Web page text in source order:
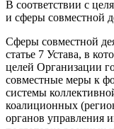
В соответствии с
и сферы совместной
Сферы совместной
статье 7 Устава, в
целей Организации
совместные меры к
системы
коалиционных
органов управления